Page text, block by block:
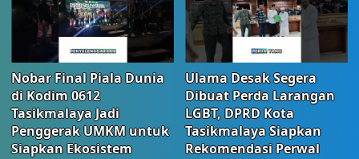
Nobar Final Piala Dunia
di Kodim 0612
Tasikmalaya Jadi
Penggerak UMKM untuk
Siapkan Ekosistem
Ulama Desak Segera
Dibuat Perda Larangan
LGBT, DPRD Kota
Tasikmalaya Siapkan
Rekomendasi Perwal